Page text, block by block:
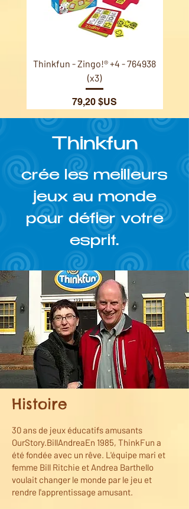
Thinkfun - Zingo!® +4 - 764938
(x3)
Prix
79,20 $US
Thinkfun
crée les meilleurs
jeux au monde
pour défier votre
esprit.
Histoire
30 ans de jeux éducatifs amusants
OurStory.BillAndreaEn 1985, ThinkFun a
été fondée avec un rêve. L'équipe mari et
femme Bill Ritchie et Andrea Barthello
voulait changer le monde par le jeu et
rendre l'apprentissage amusant.